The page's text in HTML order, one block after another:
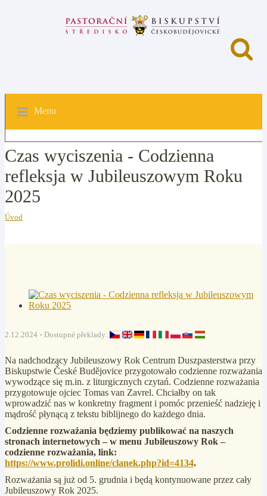
Menu
Czas wyciszenia - Codzienna
refleksja w Jubileuszowym Roku
2025
Úvod
2.12.2024 Dostupné překlady:
Na nadchodzący Jubileuszowy Rok Centrum Duszpasterstwa przy
Biskupstwie České Budějovice przygotowało codzienne rozważania
wywodzące się m.in. z liturgicznych czytań. Codzienne rozważania
przygotowuje ojciec Tomas van Zavrel. Chciałby on tak
wprowadzić nas w konkretny fragment i pomóc przenieść nadzieję i
mądrość płynącą z tekstu biblijnego do każdego dnia.
Codzienne rozważania będziemy publikować na naszych
stronach internetowych – w menu Jubileuszowy Rok –
codzienne rozważania, link:
https://www.prolidi.online/clanek.php?id=4134.
Rozważania są już od 5. grudnia i będą kontynuowane przez cały
Jubileuszowy Rok 2025.